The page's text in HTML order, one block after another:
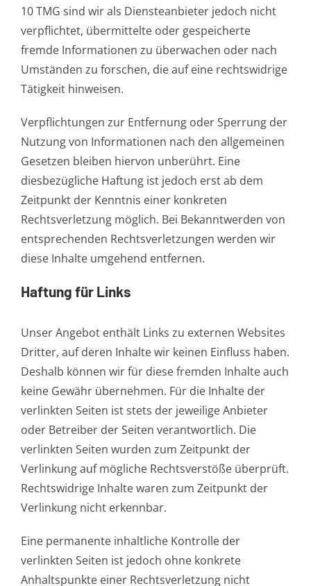
10 TMG sind wir als Diensteanbieter jedoch nicht
verpflichtet, übermittelte oder gespeicherte
fremde Informationen zu überwachen oder nach
Umständen zu forschen, die auf eine rechtswidrige
Tätigkeit hinweisen.
Verpflichtungen zur Entfernung oder Sperrung der
Nutzung von Informationen nach den allgemeinen
Gesetzen bleiben hiervon unberührt. Eine
diesbezügliche Haftung ist jedoch erst ab dem
Zeitpunkt der Kenntnis einer konkreten
Rechtsverletzung möglich. Bei Bekanntwerden von
entsprechenden Rechtsverletzungen werden wir
diese Inhalte umgehend entfernen.
Haftung für Links
Unser Angebot enthält Links zu externen Websites
Dritter, auf deren Inhalte wir keinen Einfluss haben.
Deshalb können wir für diese fremden Inhalte auch
keine Gewähr übernehmen. Für die Inhalte der
verlinkten Seiten ist stets der jeweilige Anbieter
oder Betreiber der Seiten verantwortlich. Die
verlinkten Seiten wurden zum Zeitpunkt der
Verlinkung auf mögliche Rechtsverstöße überprüft.
Rechtswidrige Inhalte waren zum Zeitpunkt der
Verlinkung nicht erkennbar.
Eine permanente inhaltliche Kontrolle der
verlinkten Seiten ist jedoch ohne konkrete
Anhaltspunkte einer Rechtsverletzung nicht